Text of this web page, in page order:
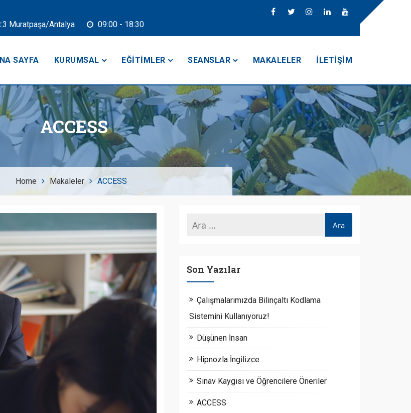
Muratpaşa/Antalya
09:00 - 18:30
SAYFA KURUMSAL EĞITIMLER SEANSLAR MAKALELER İLETIŞIM
ACCESS
Home Makaleler ACCESS
Son Yazılar
Çalışmalarımızda Bilinçaltı Kodlama
Sistemini Kullanıyoruz!
Düşünen İnsan
Hipnozla İngilizce
Sınav Kaygısı ve Öğrencilere Öneriler
ACCESS